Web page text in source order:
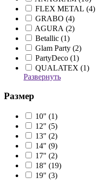
FLEX METAL (4)
GRABO (4)
AGURA (2)
Betallic (1)
Glam Party (2)
PartyDeco (1)
QUALATEX (1)
Развернуть
Размер
10" (1)
12" (5)
13" (2)
14" (9)
17" (2)
18" (19)
19" (3)